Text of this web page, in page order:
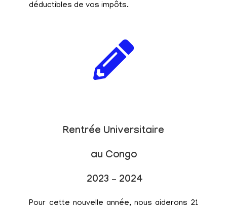
déductibles de vos impôts.
Rentrée Universitaire
au Congo
2023 – 2024
Pour cette nouvelle année, nous aiderons 21